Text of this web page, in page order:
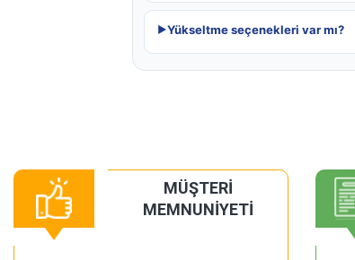
Yükseltme seçenekleri var mı?
MÜŞTERİ
MEMNUNİYETİ